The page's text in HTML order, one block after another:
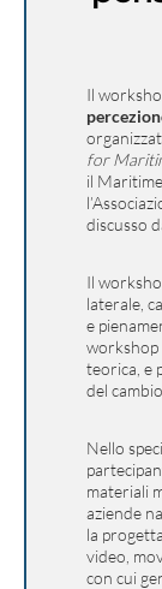
Il
for
il
discusso
Il
laterale,
e
workshop
teorica, e
del
Nello
materiali
aziende
la
video,
con cui